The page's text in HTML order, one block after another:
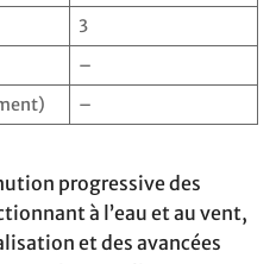
3
–
–
progressive des
à l’eau et au vent,
et des avancées